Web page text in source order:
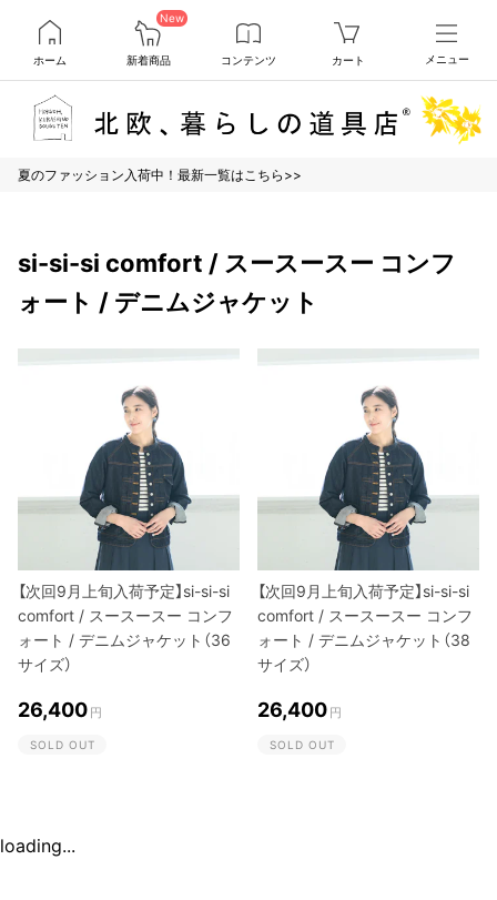
ホーム
New
新着商品 コンテンツ カート メニュー
夏のファッション入荷中！最新一覧はこちら>>
si-si-si comfort / スースースー コンフ
ォート / デニムジャケット
【次回9月上旬入荷予定】si-si-si
comfort / スースースー コンフ
ォート / デニムジャケット（36
サイズ）
26,400 円
SOLD OUT
【次回9月上旬入荷予定】si-si-si
comfort / スースースー コンフ
ォート / デニムジャケット（38
サイズ）
26,400 円
SOLD OUT
loading...